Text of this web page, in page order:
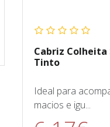
Cabriz Colheita
Tinto
Ideal para
macios e igu...